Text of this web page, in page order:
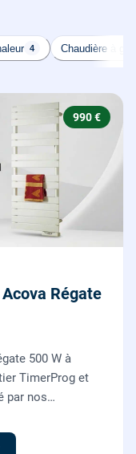
4 Chaudière à gaz
990 €
Régate
500 W à
TimerProg et
par nos